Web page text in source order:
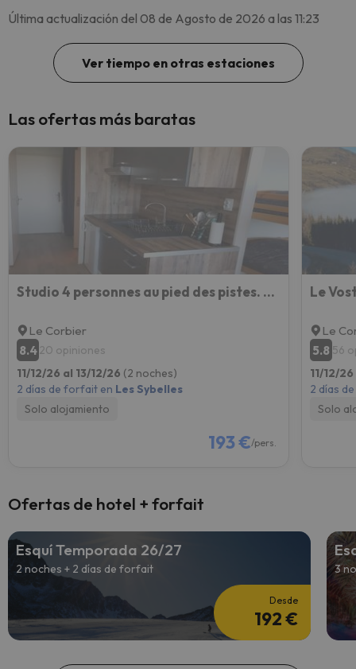
Última actualización del 08 de Agosto de 2026 a las 11:23
Ver tiempo en otras estaciones
Las ofertas más baratas
Studio 4 personnes au pied des pistes. Le Corbier
Le Corbier
8.420 opiniones
11/12/26 al 13/12/26 (2 noches)
2 días de forfait en Les Sybelles
Solo alojamiento
193 €/pers.
Le
Le
5.8 56
11/12/
2 días
Solo
Ofertas de hotel + forfait
Esquí Temporada 26/27
2 noches + 2 días de forfait
Desde
192 €
3